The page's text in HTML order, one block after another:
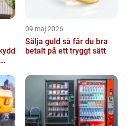
09 maj 2026
Sälja guld så får du bra
betalt på ett tryggt sätt